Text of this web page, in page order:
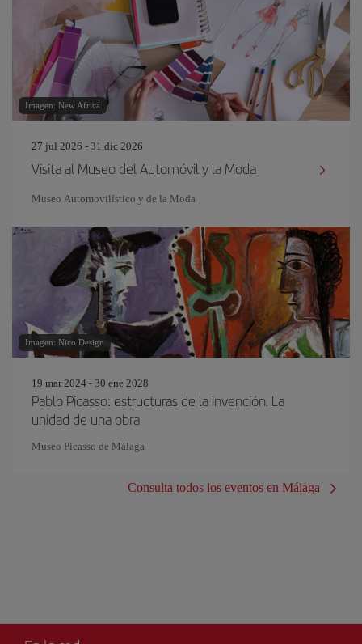
Imagen: New Africa
27 jul 2026 - 31 dic 2026
Visita al Museo del Automóvil y la Moda
Museo Automovilístico y de la Moda
Imagen: Nico Design
19 mar 2024 - 30 ene 2028
Pablo Picasso: estructuras de la invención. La
unidad de una obra
Museo Picasso de Málaga
Consulta todos los eventos en Málaga